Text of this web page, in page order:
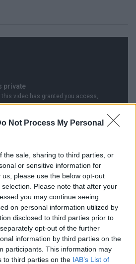
Not Process My Personal
the sale, sharing to third parties, or
or sensitive information for
please use the below opt-out
Please note that after your
you may continue seeing
on personal information utilized by
disclosed to third parties prior to
opt-out of the further
information by third parties on the
participants. This information may
to third parties on the IAB’s List of
καταγγέλλει βιασμό από
βίντεο
το Σαρακήνικο της Μήλου:
και μπανιαρίστηκαν αμέριμνοι